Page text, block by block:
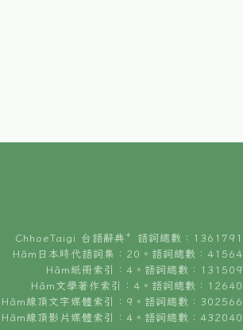
ChhoeTaigi 台語辭典⁺ 語詞總數：1361791
Hâm日本時代語詞集：20。語詞總數：41564
Hâm紙冊索引：4。語詞總數：131509
Hâm文學著作索引：4。語詞總數：12640
Hâm線頂文字媒體索引：9。語詞總數：302566
Hâm線頂影片媒體索引：4。語詞總數：432040